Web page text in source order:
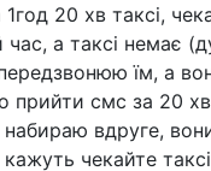
20 хв таксі,
час, а таксі немає
їм, а
прийти смс за 20
набираю вдруге,
чекайте